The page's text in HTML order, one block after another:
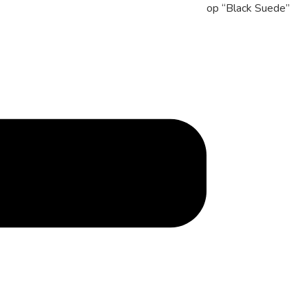
op “Black Suede”